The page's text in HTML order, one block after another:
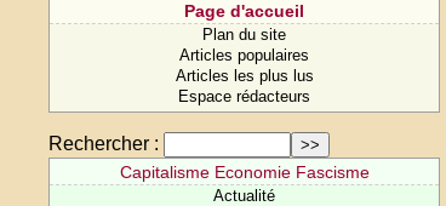
Page d'accueil
Plan du site
Articles populaires
Articles les plus lus
Espace rédacteurs
Rechercher :
Capitalisme Economie Fascisme
Actualité